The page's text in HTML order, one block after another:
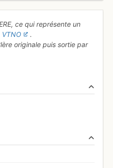
ce qui représente un
VTNO
.
originale puis sortie par